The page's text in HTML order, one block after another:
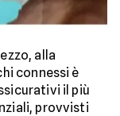
alla
connessi è
il più
provvisti